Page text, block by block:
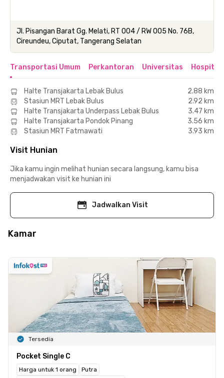
Jl. Pisangan Barat Gg. Melati, RT 004 / RW 005 No. 76B,
Cireundeu, Ciputat, Tangerang Selatan
Transportasi Umum Perkantoran Universitas Hospital
Halte Transjakarta Lebak Bulus
2.88 km
Stasiun MRT Lebak Bulus
2.92 km
Halte Transjakarta Underpass Lebak Bulus
3.47 km
Halte Transjakarta Pondok Pinang
3.56 km
Stasiun MRT Fatmawati
3.93 km
Visit Hunian
Jika kamu ingin melihat hunian secara langsung, kamu bisa
menjadwakan visit ke hunian ini
Jadwalkan Visit
Kamar
Tersedia
Pocket Single C
Harga untuk 1 orang
Putra